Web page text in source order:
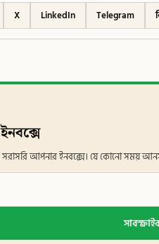
X LinkedIn Telegram
সরাসরি আপনার ইনবক্সে। যে কোনো সময়
সাবস্ক্রাইব